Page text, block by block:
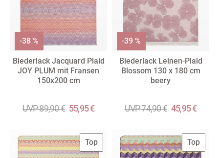
Biederlack Jacquard Plaid
JOY PLUM mit Fransen
150x200 cm
UVP 89,90 € 55,95 €
-38 %
Biederlack Leinen-Plaid
Blossom 130 x 180 cm
beery
UVP 74,90 € 45,95 €
-39 %
Top Top